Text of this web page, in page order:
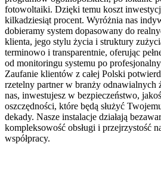
fotowoltaiki. Dzięki temu koszt
kilkadziesiąt procent. Wyróżnia nas
dobieramy system dopasowany do
klienta, jego stylu życia i struktury
terminowo i transparentnie, oferując
od monitoringu systemu po
Zaufanie klientów z całej Polski
rzetelny partner w branży odnawialnych
nas, inwestujesz w bezpieczeństwo,
oszczędności, które będą służyć
dekady. Nasze instalacje działają
kompleksowość obsługi i przejrzystość
współpracy.